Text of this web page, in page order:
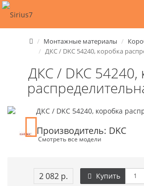
Монтажные материалы
ДКС / DKC 54240, коробка
ДКС / DKC 54240,
Производитель: DKC
Смотреть все модели
2 082 р. Купить